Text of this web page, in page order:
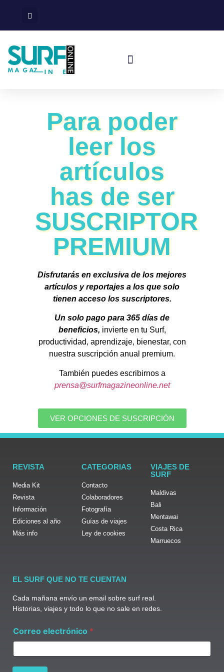
Para poder
leer los
artículos
has de ser
SUSCRIPTOR
PREMIUM
Disfrutarás en exclusiva de los mejores
artículos y reportajes a los que solo
tienen acceso los suscriptores.
Un solo pago para 365 días de
beneficios, invierte en tu Surf,
productividad, aprendizaje, bienestar, con
nuestra suscripción anual premium.
También puedes escribirnos a
prensa@surfmagazineonline.net
VER OPCIONES DE SUSCRIPCIÓN
REVISTA
Media Kit
Revista
Información
Ediciones al año
Más info
CATEGORIAS
Contacto
Colaboradores
Fotografía
Guías de viajes
Ley de cookies
VIAJES DE
SURF
Maldivas
Bali
Mentawai
Costa Rica
Marruecos
EL SURF QUE NO TE CUENTAN
Cada mañana envío un email sobre surf real.
Historias, viajes y todo lo que no sale en redes.
o
r
Correo electrónico *